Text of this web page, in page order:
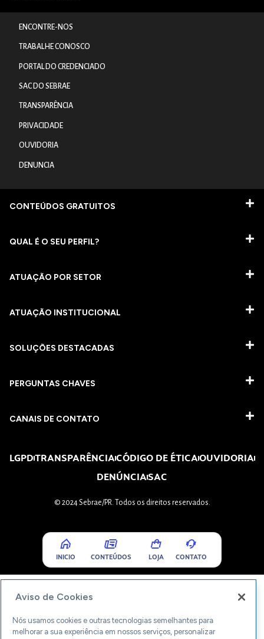
ENCONTRE-NOS
TRABALHE CONOSCO
PORTAL DO CREDENCIADO
SAC DO SEBRAE
TRANSPARÊNCIA
PRIVACIDADE
OUVIDORIA
DENUNCIA
CONTEÚDOS GRATUITOS
QUAL É O SEU PERFIL?
ATUAÇÃO POR SETOR
ATUAÇÃO INSTITUCIONAL
SOLUÇÕES DESTACADAS
PERGUNTAS CHAVES​
CANAIS DE CONTATO
LGPDTRANSPARÊNCIACÓDIGO DE ÉTICAOUVIDORIA
DENÚNCIASAC
© 2024 Sebrae/PR. Todos os direitos reservados.
INICIO CONTEÚDOS LOJA CONTATO
Aviso de Cookies
Nós usamos cookies e outras tecnologias semelhantes para
melhorar a sua experiência em nossos serviços, personalizar